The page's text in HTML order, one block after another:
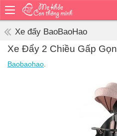
Bé
ăn
Xe đẩy BaoBaoHao
Xe Đẩy 2 Chiều Gấp
Baobaohao